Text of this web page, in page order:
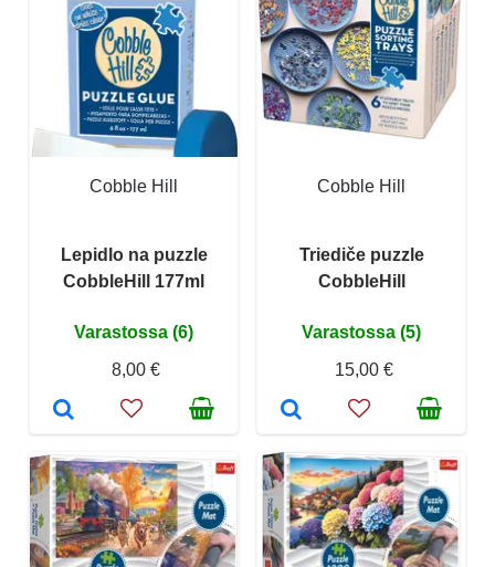
Cobble Hill
Lepidlo na puzzle
CobbleHill 177ml
Varastossa (6)
8,00 €
Cobble Hill
Triediče puzzle
CobbleHill
Varastossa (5)
15,00 €